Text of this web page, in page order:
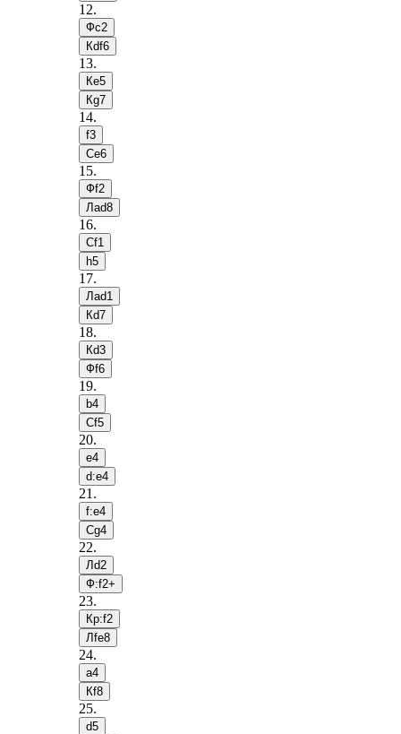
12.
Фc2
Кdf6
13.
Кe5
Кg7
14.
f3
Сe6
15.
Фf2
Лad8
16.
Сf1
h5
17.
Лad1
Кd7
18.
Кd3
Фf6
19.
b4
Сf5
20.
e4
d:e4
21 .
f:e4
Сg4
22.
Лd2
Ф:f2+
23.
Кр:f2
Лfe8
24.
a4
Кf8
25.
d5